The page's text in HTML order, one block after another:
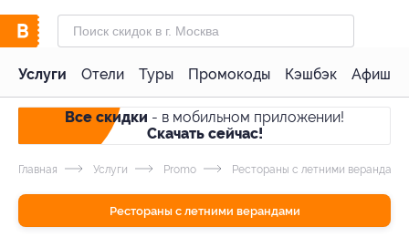
Услуги Отели Туры Промокоды Кэшбэк Афиша
Все скидки - в мобильном приложении!
Скачать сейчас!
Главная Услуги Promo Рестораны с летними верандами
Рестораны с летними верандами